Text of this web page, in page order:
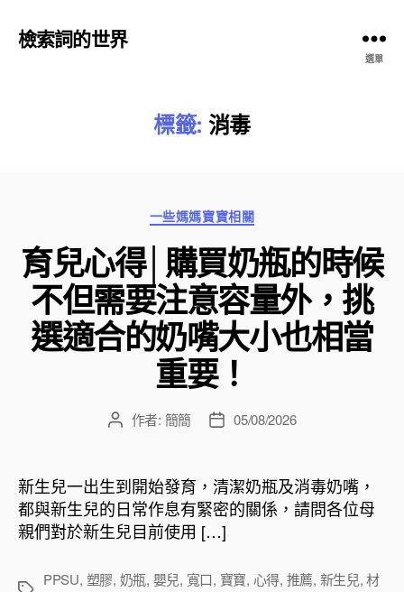
檢索詞的世界
選單
標籤: 消毒
分
類
一些媽媽寶寶相關
育兒心得│購買奶瓶的時候
不但需要注意容量外，挑
選適合的奶嘴大小也相當
重要！
文
者
作者: 簡簡
文
佈
日
期
05/08/2026
新生兒一出生到開始發育，清潔奶瓶及消毒奶嘴，
都與新生兒的日常作息有緊密的關係，請問各位母
親們對於新生兒目前使用 […]
PPSU, 塑膠, 奶瓶, 嬰兒, 寬口, 寶寶, 心得, 推薦, 新生兒,材